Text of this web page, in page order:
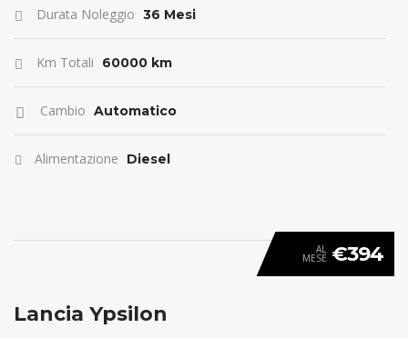
Durata Noleggio 36 Mesi
Km Totali 60000 km
Cambio Automatico
Alimentazione Diesel
ANTICIPO 0
AL
MESE €394
Lancia Ypsilon